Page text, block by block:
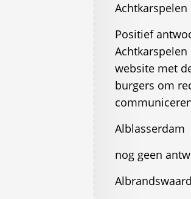
Achtkarspelen
Positief
website met
burgers om
Alblasserdam
nog geen
Albrandswaard